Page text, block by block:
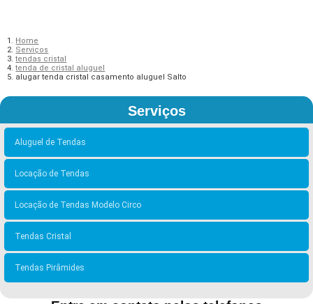
Home
Serviços
tendas cristal
tenda de cristal aluguel
alugar tenda cristal casamento aluguel Salto
Serviços
Aluguel de Tendas
Locação de Tendas
Locação de Tendas Modelo Circo
Tendas Cristal
Tendas Pirâmides